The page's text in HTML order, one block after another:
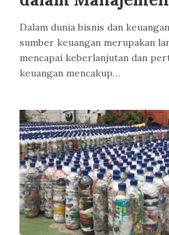
Dalam dunia bisnis dan
sumber keuangan merupakan
mencapai keberlanjutan dan
keuangan mencakup…